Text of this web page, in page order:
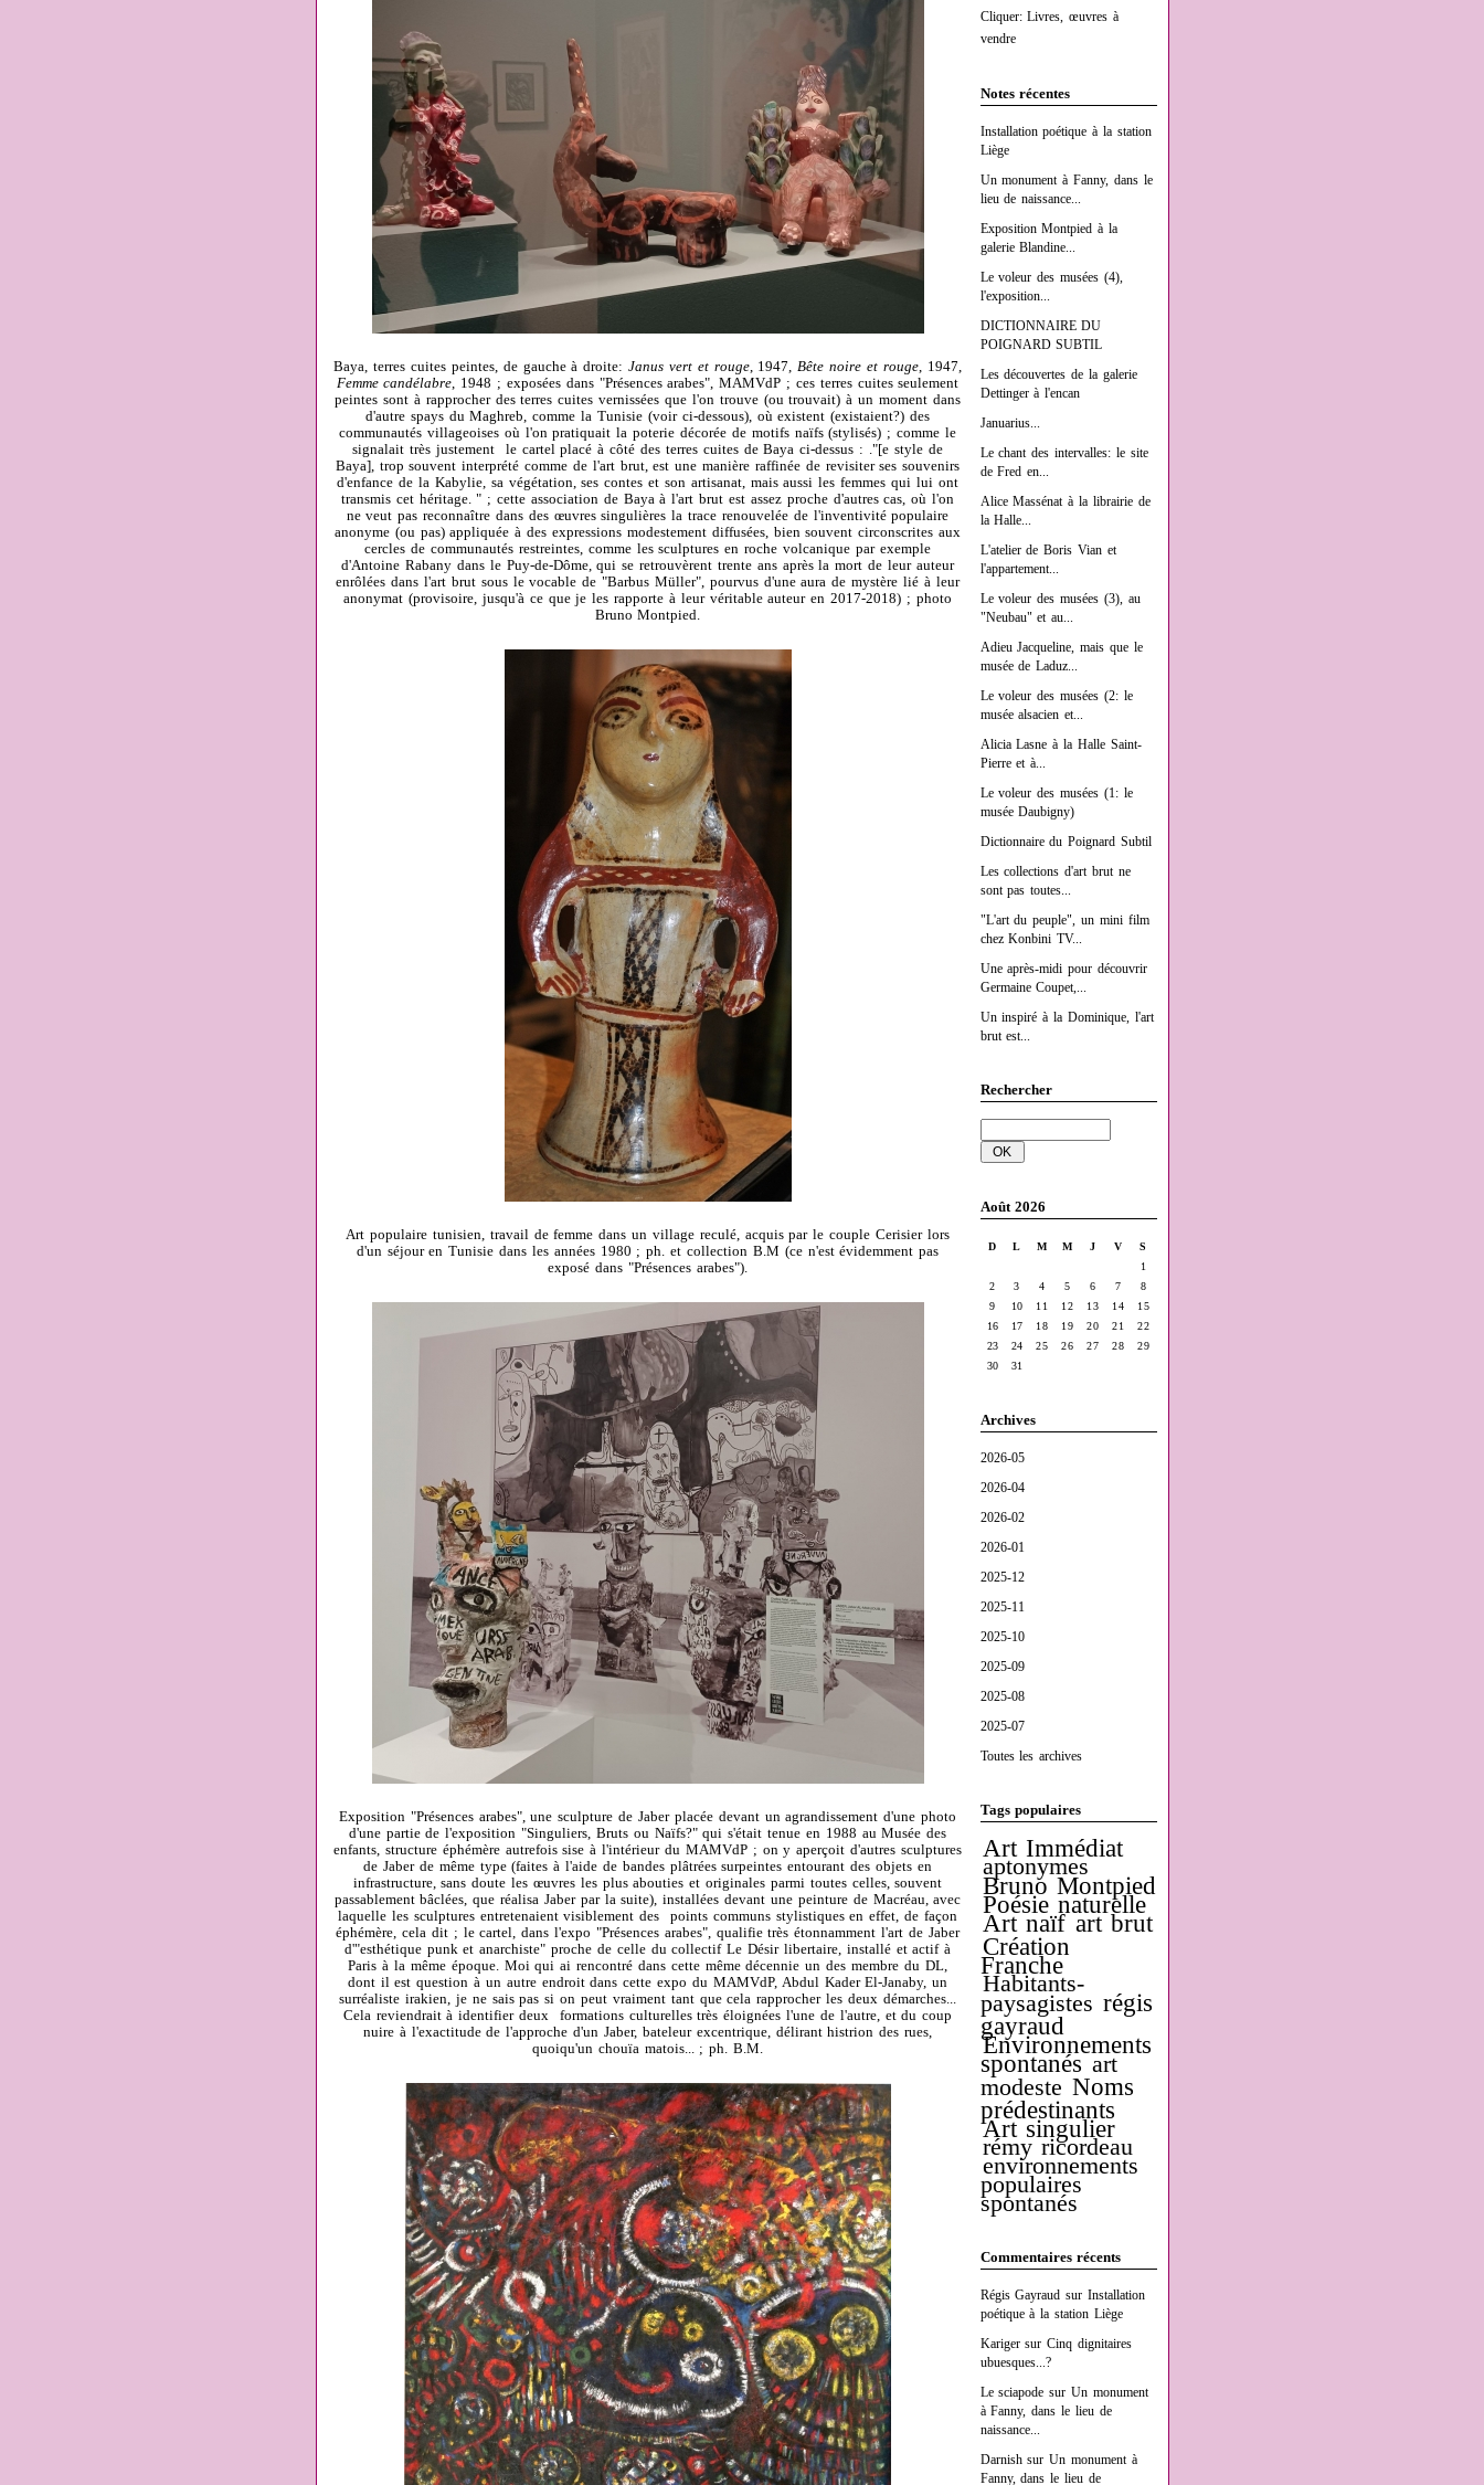
Cliquer: Livres, œuvres à
vendre
Notes récentes
Installation poétique à la station
Liège
Un monument à Fanny, dans le
lieu de naissance...
Exposition Montpied à la
galerie Blandine...
Le voleur des musées (4),
l'exposition...
DICTIONNAIRE DU
POIGNARD SUBTIL
Les découvertes de la galerie
Dettinger à l'encan
Januarius...
Le chant des intervalles: le site
de Fred en...
Alice Massénat à la librairie de
la Halle...
L'atelier de Boris Vian et
l'appartement...
Le voleur des musées (3), au
"Neubau" et au...
Adieu Jacqueline, mais que le
musée de Laduz...
Le voleur des musées (2: le
musée alsacien et...
Alicia Lasne à la Halle Saint-
Pierre et à...
Le voleur des musées (1: le
musée Daubigny)
Dictionnaire du Poignard Subtil
Les collections d'art brut ne
sont pas toutes...
"L'art du peuple", un mini film
chez Konbini TV...
Une après-midi pour découvrir
Germaine Coupet,...
Un inspiré à la Dominique, l'art
brut est...
Rechercher
Août 2026
D L M M J V
S
1
2
3 4 5 6 7
8
9
10 11 12 13 14
15
16
17 18 19 20 21
22
23
24 25 26 27 28
29
30
31
Archives
2026-05
2026-04
2026-02
2026-01
2025-12
2025-11
2025-10
2025-09
2025-08
2025-07
Toutes les archives
Tags populaires
Art Immédiat
aptonymes
Bruno Montpied
Poésie naturelle
Art naïf art brut
Création
Franche
Habitants-
paysagistes régis
gayraud
Environnements
spontanés art
modeste Noms
prédestinants
Art singulier
rémy ricordeau
environnements
populaires
spontanés
Commentaires récents
Régis Gayraud surInstallation
poétique à la station Liège
KarigersurCinq dignitaires
ubuesques...?
Le sciapode surUn monument
à Fanny, dans le lieu de
naissance...
DarnishsurUn monument à
Fanny, dans le lieu de
Baya, terres cuites peintes, de gauche à droite:Janus vert et rouge, 1947,Bête noire et rouge, 1947,
Femme candélabre, 1948 ; exposées dans "Présences arabes", MAMVdP ; ces terres cuites seulement
peintes sont à rapprocher des terres cuites vernissées que l'on trouve (ou trouvait) à un moment dans
d'autre spays du Maghreb, comme la Tunisie (voir ci-dessous), où existent (existaient?) des
communautés villageoises où l'on pratiquait la poterie décorée de motifs naïfs (stylisés) ; comme le
signalait très justement le cartel placé à côté des terres cuites de Baya ci-dessus : ."[e style de
Baya], trop souvent interprété comme de l'art brut, est une manière raffinée de revisiter ses souvenirs
d'enfance de la Kabylie, sa végétation, ses contes et son artisanat, mais aussi les femmes qui lui ont
transmis cet héritage. " ; cette association de Baya à l'art brut est assez proche d'autres cas, où l'on
ne veut pas reconnaître dans des œuvres singulières la trace renouvelée de l'inventivité populaire
anonyme (ou pas) appliquée à des expressions modestement diffusées, bien souvent circonscrites aux
cercles de communautés restreintes, comme les sculptures en roche volcanique par exemple
d'Antoine Rabany dans le Puy-de-Dôme, qui se retrouvèrent trente ans après la mort de leur auteur
enrôlées dans l'art brut sous le vocable de "Barbus Müller", pourvus d'une aura de mystère lié à leur
anonymat (provisoire, jusqu'à ce que je les rapporte à leur véritable auteur en 2017-2018) ; photo
Bruno Montpied.
Art populaire tunisien, travail de femme dans un village reculé, acquis par le couple Cerisier lors
d'un séjour en Tunisie dans les années 1980 ; ph. et collection B.M (ce n'est évidemment pas
exposé dans "Présences arabes").
Exposition "Présences arabes", une sculpture de Jaber placée devant un agrandissement d'une photo
d'une partie de l'exposition "Singuliers, Bruts ou Naïfs?" qui s'était tenue en 1988 au Musée des
enfants, structure éphémère autrefois sise à l'intérieur du MAMVdP ; on y aperçoit d'autres sculptures
de Jaber de même type (faites à l'aide de bandes plâtrées surpeintes entourant des objets en
infrastructure, sans doute les œuvres les plus abouties et originales parmi toutes celles, souvent
passablement bâclées, que réalisa Jaber par la suite), installées devant une peinture de Macréau, avec
laquelle les sculptures entretenaient visiblement des points communs stylistiques en effet, de façon
éphémère, cela dit ; le cartel, dans l'expo "Présences arabes", qualifie très étonnamment l'art de Jaber
d'"esthétique punk et anarchiste" proche de celle du collectif Le Désir libertaire, installé et actif à
Paris à la même époque. Moi qui ai rencontré dans cette même décennie un des membre du DL,
dont il est question à un autre endroit dans cette expo du MAMVdP, Abdul Kader El-Janaby, un
surréaliste irakien, je ne sais pas si on peut vraiment tant que cela rapprocher les deux démarches...
Cela reviendrait à identifier deux formations culturelles très éloignées l'une de l'autre, et du coup
nuire à l'exactitude de l'approche d'un Jaber, bateleur excentrique, délirant histrion des rues,
quoiqu'un chouïa matois... ; ph. B.M.